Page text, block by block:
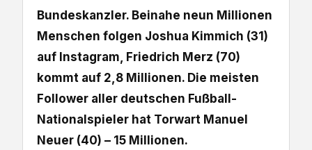
Bundeskanzler. Beinahe neun Millionen
Menschen folgen Joshua Kimmich (31)
auf Instagram, Friedrich Merz (70)
kommt auf 2,8 Millionen. Die meisten
Follower aller deutschen Fußball-
Nationalspieler hat Torwart Manuel
Neuer (40) – 15 Millionen.